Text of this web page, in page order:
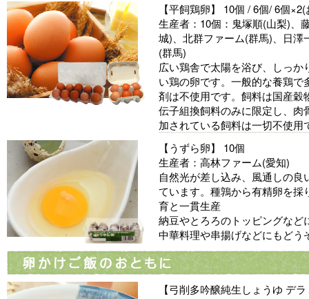
【平飼鶏卵】 10個 / 6個/ 6個
生産者：10個：鬼塚順(山梨)、
城)、北群ファーム(群馬)、日
(群馬)
広い鶏舎で太陽を浴び、しっ
い鶏の卵です。一般的な養鶏
剤は不使用です。飼料は国産
伝子組換飼料のみに限定し、
加されている飼料は一切不使用
【うずら卵】 10個
生産者：高林ファーム(愛知)
自然光が差し込み、風通しの
ています。種鶉から有精卵を
育と一貫生産
納豆やとろろのトッピングな
中華料理や串揚げなどにもどう
【弓削多吟醸純生しょうゆ デ